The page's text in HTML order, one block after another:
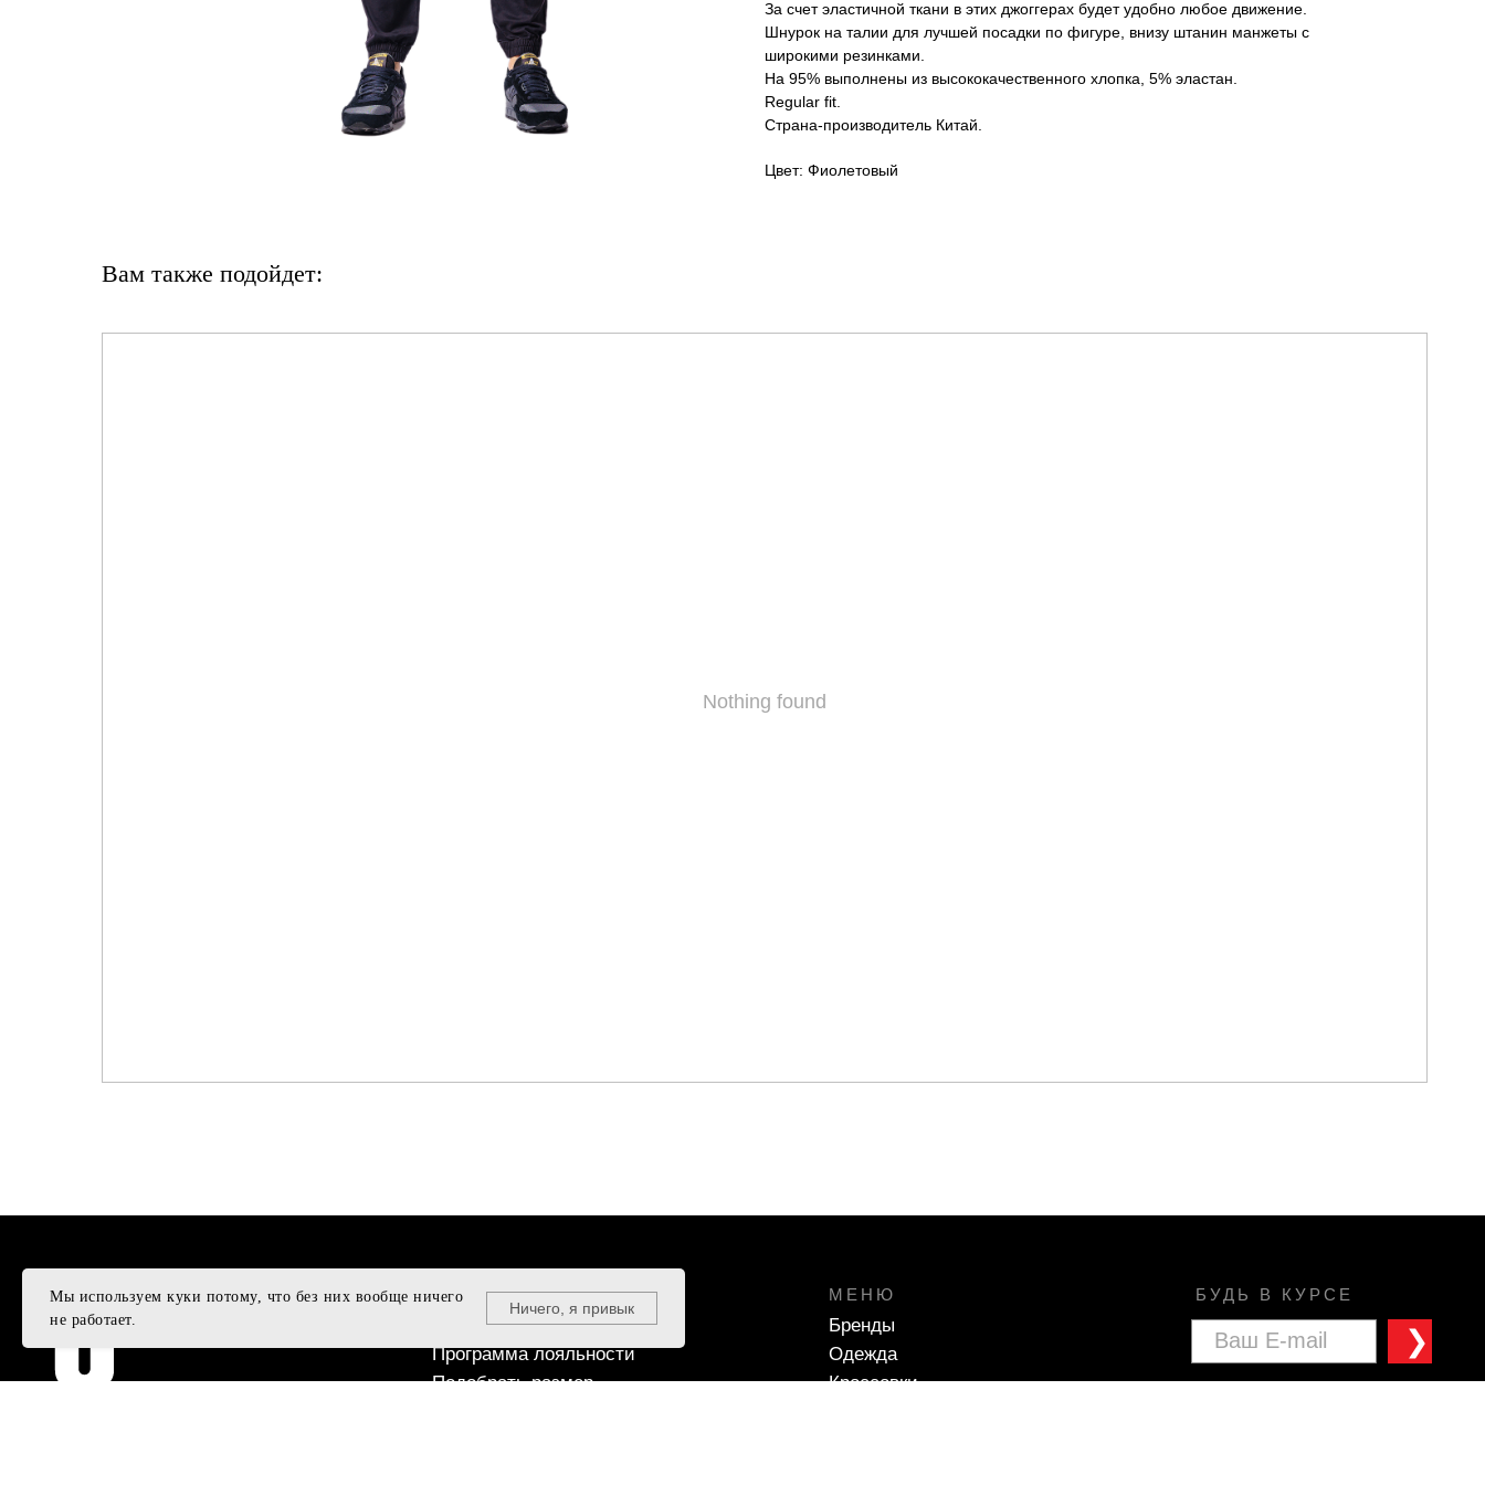
За счет эластичной ткани в этих джоггерах будет удобно любое движение.
Шнурок на талии для лучшей посадки по фигуре, внизу штанин манжеты с
широкими резинками.
На 95% выполнены из высококачественного хлопка, 5% эластан.
Regular fit.
Страна-производитель Китай.
Цвет: Фиолетовый
Вам также подойдет:
Nothing found
❯
ПОДДЕРЖКА МЕНЮ
Подарочные сертификаты
Программа лояльности
Подобрать размер
Бренды
Одежда
Кроссовки
БУДЬ В КУРСЕ
Мы используем куки потому, что без них вообще ничего
не работает.
Ничего, я привык